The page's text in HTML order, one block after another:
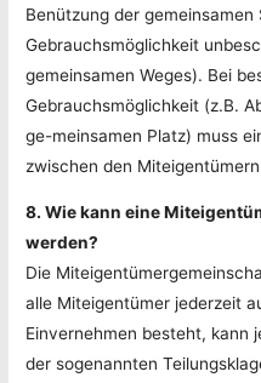
Benützung der
Gebrauchsmöglichkeit
gemeinsamen Weges). Bei
Gebrauchsmöglichkeit (z.B.
ge-meinsamen Platz) muss
zwischen den
8. Wie kann eine
werden?
Die
alle Miteigentümer jederzeit
Einvernehmen besteht, kann
der sogenannten